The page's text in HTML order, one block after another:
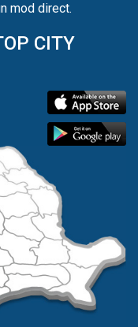
mod direct.
CITY